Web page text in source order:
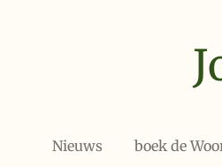
Nieuws boek de